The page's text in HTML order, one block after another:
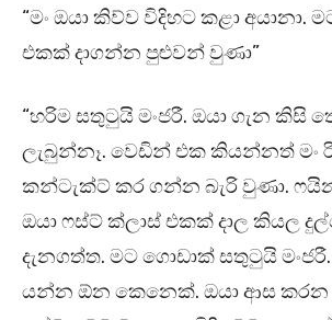
“මං ඔයා කිව්ව විදිහට කළා අයානා.
එකක් දාගන්න පුළුවන් වුණා”
“හරිම සතුටුයි මංජරී. ඔයා ගැන කිසි
ලැබුන්නෑ. වෙඩින් එක කියන්නත් මං
කන්ටැක්ට් කර ගන්න බැරි වුණා.
ඔයා ෆස්ට් ක්ලාස් එකක් දාල කියල
දැනගත්ත. මට ගොඩාක් සතුටුයි
යන්න ඕන කෙනෙක්. ඔයා ආස